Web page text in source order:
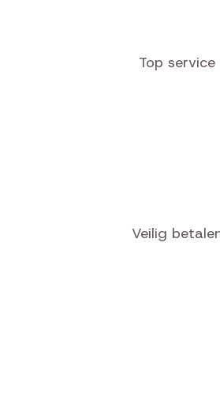
Top service
Veilig